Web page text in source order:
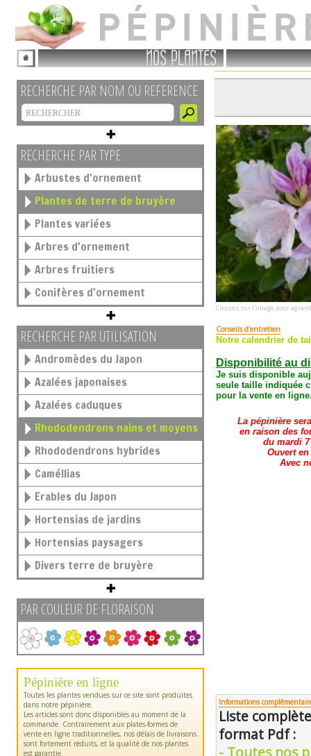
NOS PLANTES
RECHERCHE PAR NOM OU REFERENCE
RECHERCHE PAR TYPE
Arbustes d'ornement
Plantes de terre de bruyère
Plantes variées
Arbres d'ornement
Arbres fruitiers
Conifères d'ornement
RECHERCHE PAR UTILISATION
Andromèdes du Japon
Azalées japonaises
Azalées caduques
Rhododendrons nains et moyens
Rhododendrons hybrides
Caméllias
Erables du Japon
Hortensias de jardins
Hortensias paysagers
Divers terre de bruyère
PAR COULEUR DE FLORAISON
Pépinière en ligne
Toutes les plantes vendues sur ce site sont produites
dans notre pépinière.
Les articles sont donc disponibles au moment de la
commande. Contrairement aux plates-formes de
vente en ligne traditionnelles, nos délais de livraisons
sont fortement réduits, et la qualité de nos plantes
est garantie.
Cliquez sur l'image pour
Conseils d'entretien
Notre calendrier de
Disponibilité au
Je suis disponible
seule taille indiquée
pour la vente en
La pépinière
en raison des
du mardi
Ouvert
Avec
Informations
Liste
format Pdf :